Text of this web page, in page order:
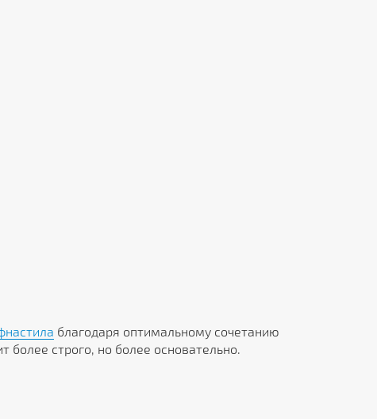
благодаря оптимальному сочетанию
более строго, но более основательно.